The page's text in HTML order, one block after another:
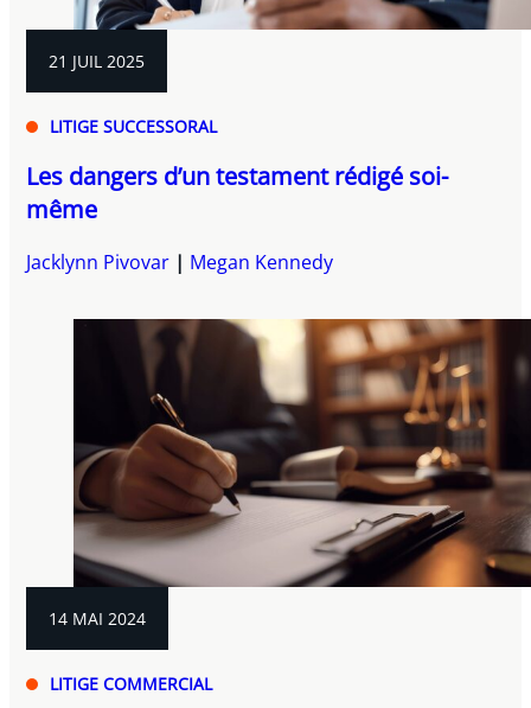
21 JUIL 2025
LITIGE SUCCESSORAL
Les dangers d’un testament rédigé soi-
même
Jacklynn Pivovar Megan Kennedy
14 MAI 2024
LITIGE COMMERCIAL